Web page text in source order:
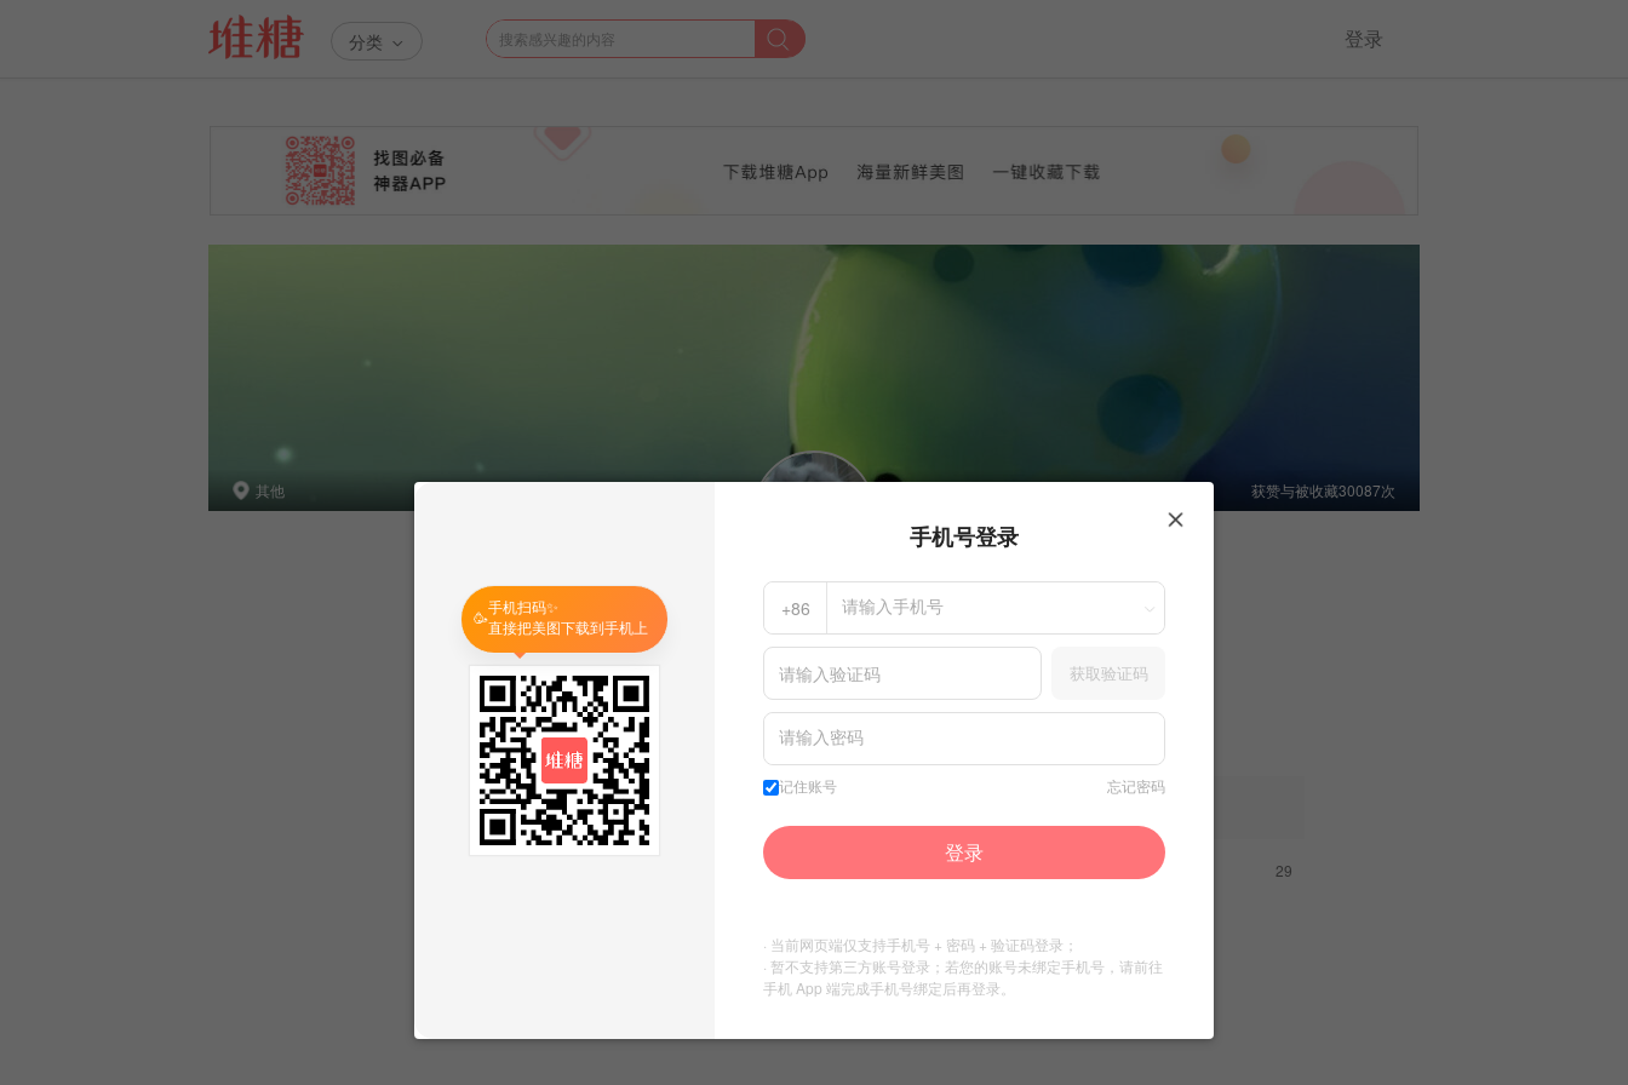
分类 登录
其他 获赞与被收藏30087次
原来名字能起这么长
9 粉丝216
暂无简介
关注
专辑 29
🥳手机扫码✨
直接把美图下载到手机上
手机号登录
+86
获取验证码
记住账号 忘记密码
登录
· 当前网页端仅支持手机号 + 密码 + 验证码登录；
· 暂不支持第三方账号登录；若您的账号未绑定手机号，请前往
手机 App 端完成手机号绑定后再登录。